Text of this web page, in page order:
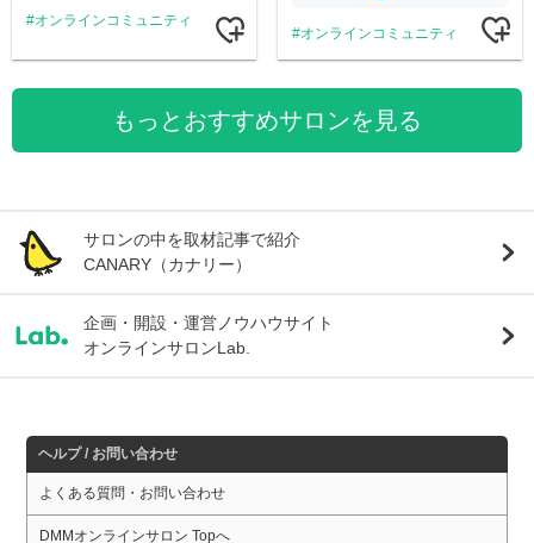
オンラインコミュニティ
オンラインコミュニティ
もっとおすすめサロンを見る
サロンの中を取材記事で紹介
CANARY（カナリー）
企画・開設・運営ノウハウサイト
オンラインサロンLab.
ヘルプ / お問い合わせ
よくある質問・お問い合わせ
DMMオンラインサロン Topへ